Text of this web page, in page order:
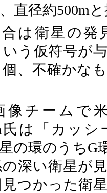
直径約500m
は衛星の発
いう仮符号
、不確かな
像チームで
氏は「カッ
の環のうちG
深い衛星が
つかった衛